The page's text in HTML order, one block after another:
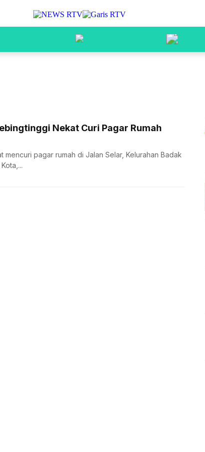
Nekat Curi Pagar Rumah
mencuri pagar rumah di Jalan Selar, Kelurahan Badak